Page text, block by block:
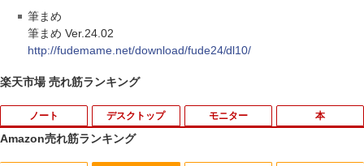
筆まめ
筆まめ Ver.24.02
http://fudemame.net/download/fude24/dl10/
楽天市場 売れ筋ランキング
ノート デスクトップ モニター 本
Amazon売れ筋ランキング